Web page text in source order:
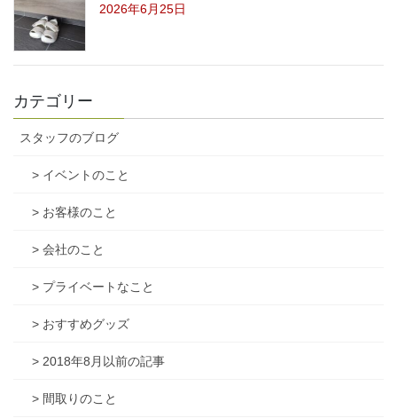
2026年6月25日
カテゴリー
スタッフのブログ
> イベントのこと
> お客様のこと
> 会社のこと
> プライベートなこと
> おすすめグッズ
> 2018年8月以前の記事
> 間取りのこと